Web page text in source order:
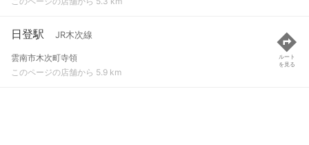
日登駅 JR木次線
雲南市木次町寺領
このページの店舗から 5.9 km
ルート
を見る